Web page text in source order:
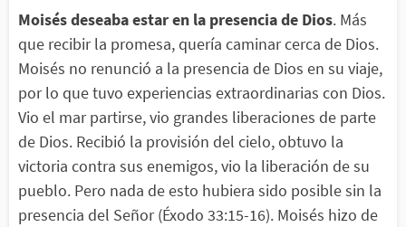
Moisésdeseaba estar en la presencia de Dios. Más
que recibir la promesa, quería caminar cerca de Dios.
Moisés no renunció a la presencia de Dios en su viaje,
por lo que tuvo experiencias extraordinarias con Dios.
Vio el mar partirse, vio grandes liberaciones de parte
de Dios. Recibió la provisión del cielo, obtuvo la
victoria contra sus enemigos, vio la liberación de su
pueblo. Pero nada de esto hubiera sido posible sin la
presencia del Señor (Éxodo 33:15-16). Moisés hizo de